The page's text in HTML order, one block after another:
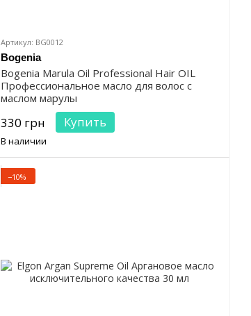
Артикул: BG0012
Bogenia
Bogenia Marula Oil Professional Hair OIL
Профессиональное масло для волос с
маслом марулы
330 грн Купить
В наличии
−10%